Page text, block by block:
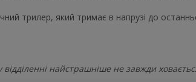
трилер, який тримає в напрузі до
найстрашніше не завжди